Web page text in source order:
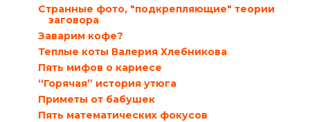
Странные фото, "подкрепляющие" теории
заговора
Заварим кофе?
Теплые коты Валерия Хлебникова
Пять мифов о кариесе
“Горячая” история утюга
Приметы от бабушек
Пять математических фокусов